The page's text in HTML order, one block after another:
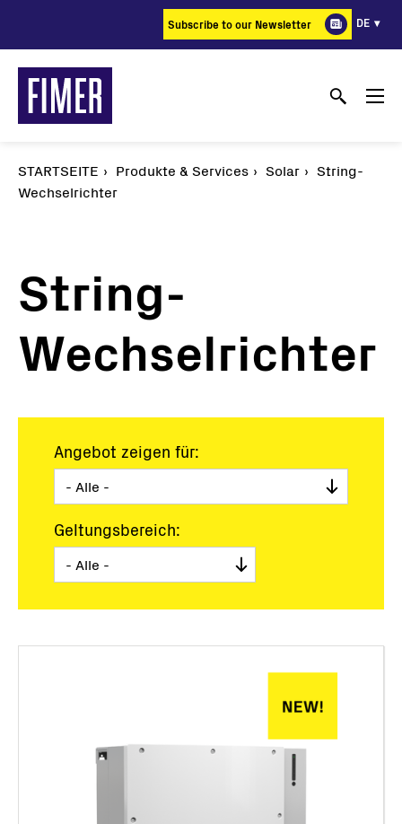
Subscribe to our Newsletter DE
STARTSEITE Produkte & Services Solar
String-
Wechselrichter
String-
Wechselrichter
Angebot zeigen für:
Geltungsbereich: